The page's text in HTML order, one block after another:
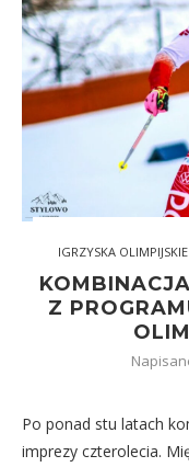
IGRZYSKA OLIMPIJSKIE
Z
Po ponad stu latach
imprezy czterolecia.